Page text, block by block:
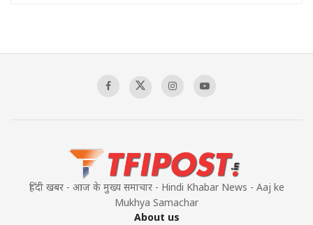
हिंदी खबर - आज के मुख्य समाचार - Hindi Khabar News - Aaj ke
Mukhya Samachar
About us